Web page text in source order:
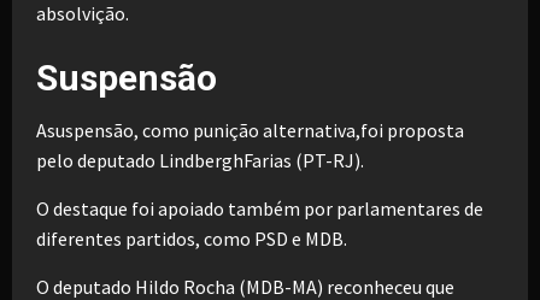
absolvição.
Suspensão
Asuspensão, como punição alternativa,foi proposta
pelo deputado LindberghFarias (PT-RJ).
O destaque foi apoiado também por parlamentares de
diferentes partidos, como PSD e MDB.
O deputado Hildo Rocha (MDB-MA) reconheceu que